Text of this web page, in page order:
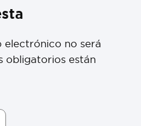
electrónico no será
obligatorios están